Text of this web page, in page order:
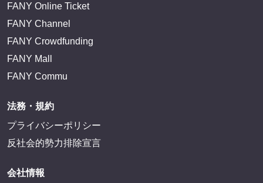
FANY Online Ticket
FANY Channel
FANY Crowdfunding
FANY Mall
FANY Commu
法務・規約
プライバシーポリシー
反社会的勢力排除宣言
会社情報